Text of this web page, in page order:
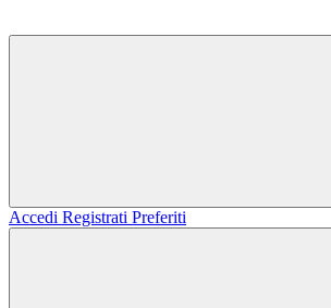
Accedi Registrati Preferiti